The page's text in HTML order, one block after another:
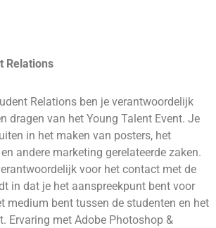
Relations
Relations ben je verantwoordelijk
dragen van het Young Talent Event. Je
in het maken van posters, het
andere marketing gerelateerde zaken.
voor het contact met de
in dat je het aanspreekpunt bent voor
medium bent tussen de studenten en het
Ervaring met Adobe Photoshop &